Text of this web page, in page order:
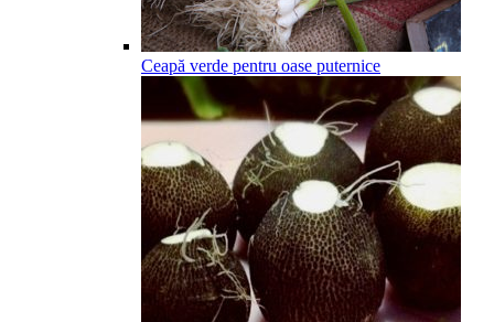
Ceapă verde pentru oase puternice